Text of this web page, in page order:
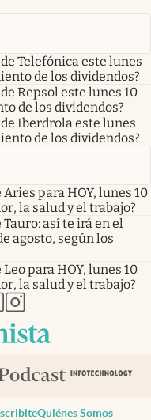
Telefónica este lunes
de los dividendos?
Repsol este lunes 10
de los dividendos?
Iberdrola este lunes
de los dividendos?
para HOY, lunes 10
la salud y el trabajo?
así te irá en el
agosto, según los
para HOY, lunes 10
la salud y el trabajo?
pestaña
nueva pestaña
en nueva pestaña
abre en nueva pestaña
abre en nueva pestaña
Quiénes Somos